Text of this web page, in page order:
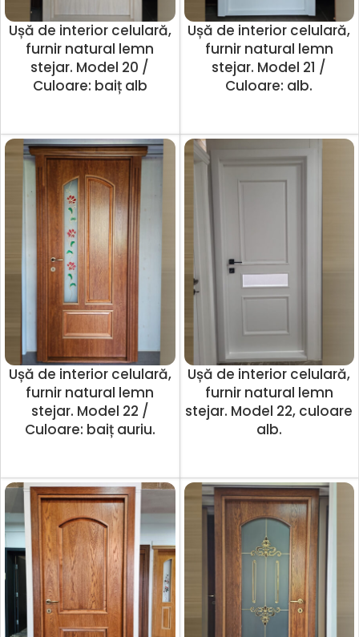
Ușă de interior celulară,
furnir natural lemn
stejar. Model 20 /
Culoare: baiț alb
Ușă de interior celulară,
furnir natural lemn
stejar. Model 21 /
Culoare: alb.
Ușă de interior celulară,
furnir natural lemn
stejar. Model 22 /
Culoare: baiț auriu.
Ușă de interior celulară,
furnir natural lemn
stejar. Model 22, culoare
alb.